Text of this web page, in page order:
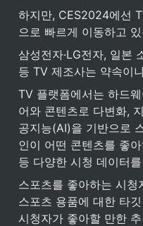
하지만, CES2024에선
으로 빠르게 이동하고
삼성전자·LG전자, 일본
등 TV 제조사는 약속이
TV 플랫폼에서는 하드
어와 콘텐츠로 다변화,
공지능(AI)을 기반으로
인이 어떤 콘텐츠를 좋
등 다양한 시청 데이터
스포츠를 좋아하는 시
스포츠 용품에 대한 타
시청자가 좋아할 만한